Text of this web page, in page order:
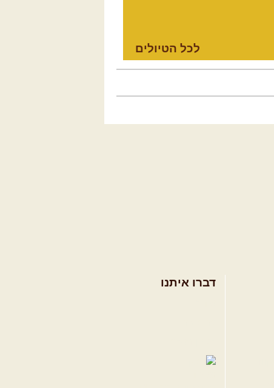
לכל הטיולים
דברו איתנו